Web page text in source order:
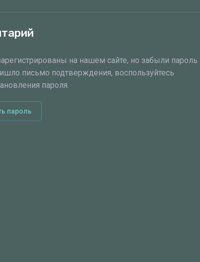
на нашем сайте, но забыли пароль
письмо подтверждения, воспользуйтесь
пароля.
пароль